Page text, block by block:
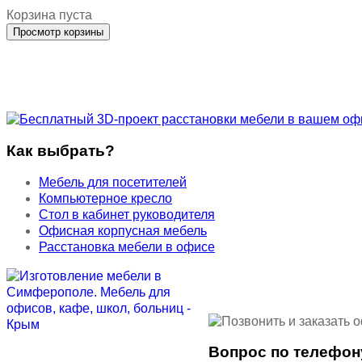
Корзина пуста
Как выбрать?
Мебель для посетителей
Компьютерное кресло
Стол в кабинет руководителя
Офисная корпусная мебель
Расстановка мебели в офисе
Вопрос по